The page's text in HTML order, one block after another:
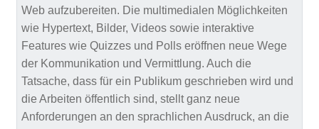
Web aufzubereiten. Die multimedialen Möglichkeiten
wie Hypertext, Bilder, Videos sowie interaktive
Features wie Quizzes und Polls eröffnen neue Wege
der Kommunikation und Vermittlung. Auch die
Tatsache, dass für ein Publikum geschrieben wird und
die Arbeiten öffentlich sind, stellt ganz neue
Anforderungen an den sprachlichen Ausdruck, an die